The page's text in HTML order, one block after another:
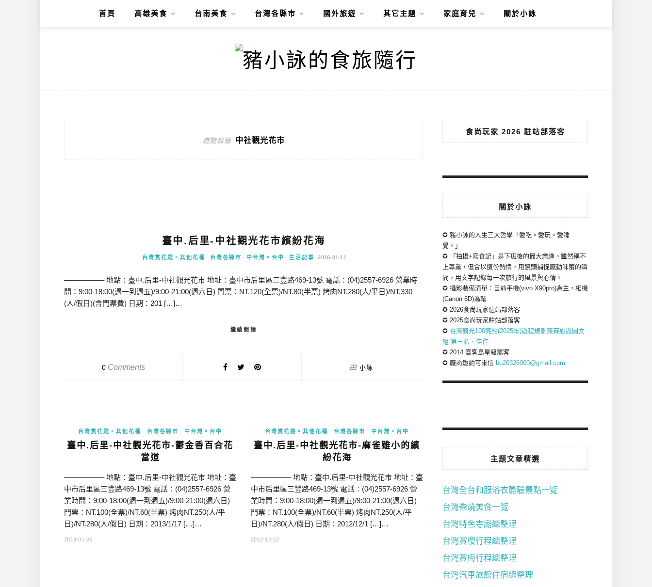
首頁 高雄美食 台南美食 台灣各縣市 國外旅遊 其它主題 家庭育兒 關於小詠
遊覽標籤 中社觀光花市
臺中.后里-中社觀光花市繽紛花海
台灣賞花趣。其他花種 台灣各縣市 中台灣。台中 生活記事 2016-01-11
—————– 地點：臺中.后里-中社觀光花市 地址：臺中市后里區三豐路469-13號 電話：(04)2557-6926 營業時
間：9:00-18:00(週一到週五)/9:00-21:00(週六日) 門票：NT.120(全票)/NT.80(半票) 烤肉NT.280(人/平日)/NT.330
(人/假日)(含門票費) 日期：201 […]…
繼續閱讀
0Comments 由 小詠
台灣賞花趣。其他花種 台灣各縣市 中台灣。台中
臺中.后里-中社觀光花市-鬱金香百合花
當道
—————– 地點：臺中.后里-中社觀光花市 地址：臺
中市后里區三豐路469-13號 電話：(04)2557-6926 營
業時間：9:00-18:00(週一到週五)/9:00-21:00(週六日)
門票：NT.100(全票)/NT.60(半票) 烤肉NT.250(人/平
日)/NT.280(人/假日) 日期：2013/1/17 […]…
2013-01-26
台灣賞花趣。其他花種 台灣各縣市 中台灣。台中
臺中.后里-中社觀光花市-麻雀雖小的繽
紛花海
—————– 地點：臺中.后里-中社觀光花市 地址：臺
中市后里區三豐路469-13號 電話：(04)2557-6926 營
業時間：9:00-18:00(週一到週五)/9:00-21:00(週六日)
門票：NT.100(全票)/NT.60(半票) 烤肉NT.250(人/平
日)/NT.280(人/假日) 日期：2012/12/1 […]…
2012-12-12
食尚玩家 2026 駐站部落客
關於小詠
✪ 豬小詠的人生三大哲學「愛吃。愛玩。愛睡
覺。」
✪ 「拍攝+寫食記」是下班後的最大樂趣。雖然稱不
上專業，但會以這份熱情，用鏡頭捕捉感動味蕾的瞬
間，用文字記錄每一次旅行的風景與心情。
✪ 攝影裝備清單：目前手機(vivo X90pro)為主，相機
(Canon 6D)為輔
✪ 2026食尚玩家駐站部落客
✪ 2025食尚玩家駐站部落客
✪ 台灣觀光100亮點(2025年)遊程規劃競賽旅遊圖文
組 第三名、佳作
✪ 2014 窩客島星級窩客
✪ 廠商邀約可來信 bo20326000@gmail.com
主題文章精選
台灣全台和服浴衣體驗景點一覽
台灣柴燒美食一覽
台灣特色寺廟總整理
台灣賞櫻行程總整理
台灣賞梅行程總整理
台灣汽車旅館住宿總整理